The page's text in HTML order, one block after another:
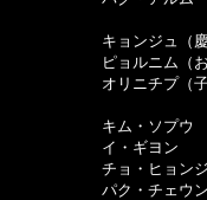
キョンジュ（慶州
ピョルニム（お星
オリニチプ（子供
キム・ソプウ　　　
イ・ギヨン　　　　
チョ・ヒョンジョン
パク・チェウン　　